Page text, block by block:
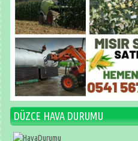
DÜZCE HAVA DURUMU